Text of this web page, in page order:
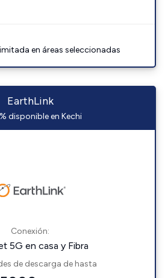
en áreas seleccionadas
EarthLink
disponible en Kechi
Conexión:
5G en casa y Fibra
de descarga de hasta